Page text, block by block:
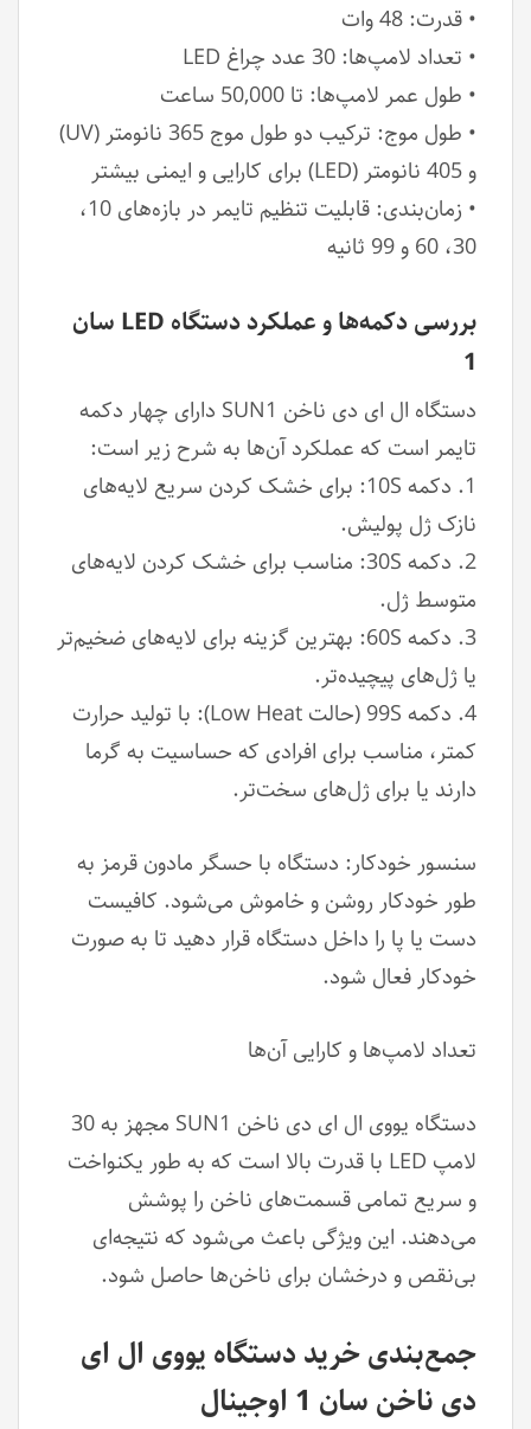
• قدرت: 48 وات
• تعداد لامپ‌ها: 30 عدد چراغ LED
• طول عمر لامپ‌ها: تا 50,000 ساعت
• طول موج: ترکیب دو طول موج 365 نانومتر (UV)
و 405 نانومتر (LED) برای کارایی و ایمنی بیشتر
• زمان‌بندی: قابلیت تنظیم تایمر در بازه‌های 10،
30، 60 و 99 ثانیه
بررسی دکمه‌ها و عملکرد دستگاه LED سان
1
دستگاه ال ای دی ناخن SUN1 دارای چهار دکمه
تایمر است که عملکرد آن‌ها به شرح زیر است:
1. دکمه 10S: برای خشک کردن سریع لایه‌های
نازک ژل پولیش.
2. دکمه 30S: مناسب برای خشک کردن لایه‌های
متوسط ژل.
3. دکمه 60S: بهترین گزینه برای لایه‌های ضخیم‌تر
یا ژل‌های پیچیده‌تر.
4. دکمه 99S (حالت Low Heat): با تولید حرارت
کمتر، مناسب برای افرادی که حساسیت به گرما
دارند یا برای ژل‌های سخت‌تر.
سنسور خودکار: دستگاه با حسگر مادون قرمز به
طور خودکار روشن و خاموش می‌شود. کافیست
دست یا پا را داخل دستگاه قرار دهید تا به صورت
خودکار فعال شود.
تعداد لامپ‌ها و کارایی آن‌ها
دستگاه یووی ال ای دی ناخن SUN1 مجهز به 30
لامپ LED با قدرت بالا است که به طور یکنواخت
و سریع تمامی قسمت‌های ناخن را پوشش
می‌دهند. این ویژگی باعث می‌شود که نتیجه‌ای
بی‌نقص و درخشان برای ناخن‌ها حاصل شود.
جمع‌بندی خرید دستگاه یووی ال ای
دی ناخن سان 1 اوجینال